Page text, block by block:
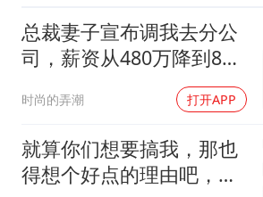
总裁妻子宣布调我去分公
司，薪资从480万降到8
时尚的弄潮 打开APP
就算你们想要搞我，那也
得想个好点的理由吧，这